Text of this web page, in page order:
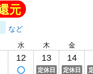
元
水
12
木
13
定休日
金
14
定休日